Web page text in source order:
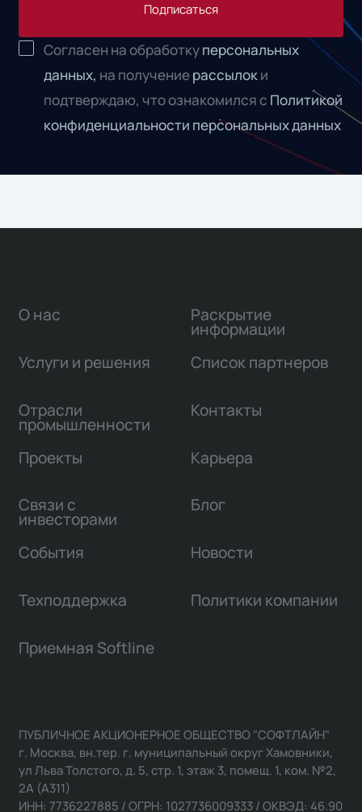
Подписаться
Согласен на обработкуперсональных
данных, на получениерассылоки
подтверждаю, что ознакомился с Политикой
конфиденциальности персональных данных
О нас
Услуги и решения
Отрасли
промышленности
Проекты
Связи с
инвесторами
Раскрытие
информации
Список партнеров
Контакты
Карьера
Блог
События Новости
Техподдержка Политики компании
Приемная Softline
ПУБЛИЧНОЕ АКЦИОНЕРНОЕ ОБЩЕСТВО "СОФТЛАЙН"
г. Москва, вн.тер. г. муниципальный округ Хамовники,
ул Льва Толстого, д. 5, стр. 1, этаж 3, помещ. 1, ком. №2,
2А (А311)
ИНН: 7736227885 / ОГРН: 1027736009333 / ОКВЭД: 46.90